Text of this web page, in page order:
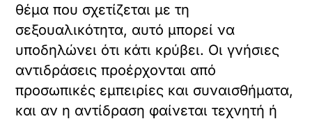
θέμα που σχετίζεται με τη
σεξουαλικότητα, αυτό μπορεί να
υποδηλώνει ότι κάτι κρύβει. Οι γνήσιες
αντιδράσεις προέρχονται από
προσωπικές εμπειρίες και συναισθήματα,
και αν η αντίδραση φαίνεται τεχνητή ή